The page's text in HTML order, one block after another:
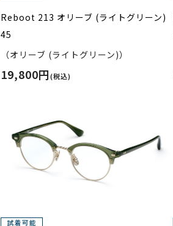
Reboot 213 オリーブ (ライトグリーン)
45
（オリーブ (ライトグリーン)）
19,800円(税込)